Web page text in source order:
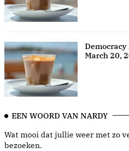
March 20,
EEN WOORD VAN NARDY
Wat mooi dat jullie weer met zo
bezoeken.